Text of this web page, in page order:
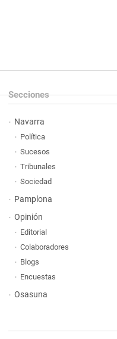
Secciones
Navarra
Política
Sucesos
Tribunales
Sociedad
Pamplona
Opinión
Editorial
Colaboradores
Blogs
Encuestas
Osasuna